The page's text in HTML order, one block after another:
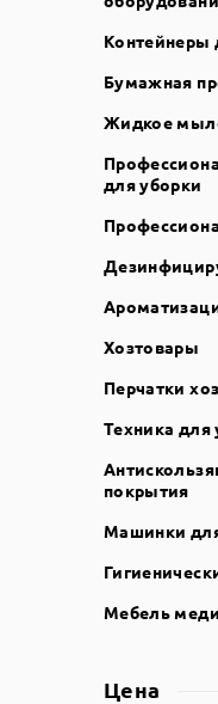
Контейнеры
Бумажная
Жидкое
для уборки
Хозтовары
Перчатки
Техника для
покрытия
Машинки
Мебель
Цена